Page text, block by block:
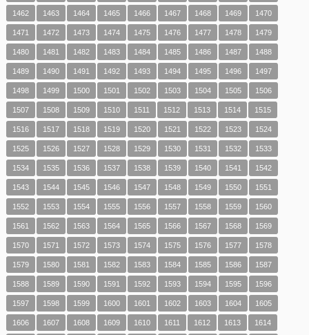
1462 1463 1464 1465 1466 1467 1468 1469 1470
1471 1472 1473 1474 1475 1476 1477 1478 1479
1480 1481 1482 1483 1484 1485 1486 1487 1488
1489 1490 1491 1492 1493 1494 1495 1496 1497
1498 1499 1500 1501 1502 1503 1504 1505 1506
1507 1508 1509 1510 1511 1512 1513 1514 1515
1516 1517 1518 1519 1520 1521 1522 1523 1524
1525 1526 1527 1528 1529 1530 1531 1532 1533
1534 1535 1536 1537 1538 1539 1540 1541 1542
1543 1544 1545 1546 1547 1548 1549 1550 1551
1552 1553 1554 1555 1556 1557 1558 1559 1560
1561 1562 1563 1564 1565 1566 1567 1568 1569
1570 1571 1572 1573 1574 1575 1576 1577 1578
1579 1580 1581 1582 1583 1584 1585 1586 1587
1588 1589 1590 1591 1592 1593 1594 1595 1596
1597 1598 1599 1600 1601 1602 1603 1604 1605
1606 1607 1608 1609 1610 1611 1612 1613 1614